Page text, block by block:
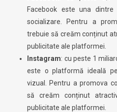
Facebook este una
socializare. Pentru a
trebuie să creăm conținut
publicitate ale platformei.
Instagram: cu peste 1
este o platformă ideală
vizual. Pentru a promova
să creăm conținut
publicitate ale platformei.